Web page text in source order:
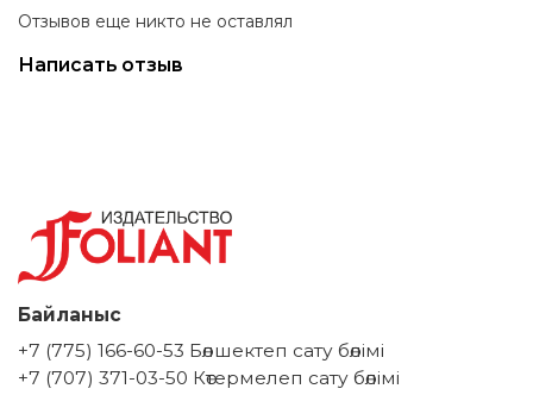
Отзывов еще никто не оставлял
Написать отзыв
Байланыс
+7 (775) 166-60-53 Бөлшектеп сату бөлімі
+7 (707) 371-03-50 Көтермелеп сату бөлімі